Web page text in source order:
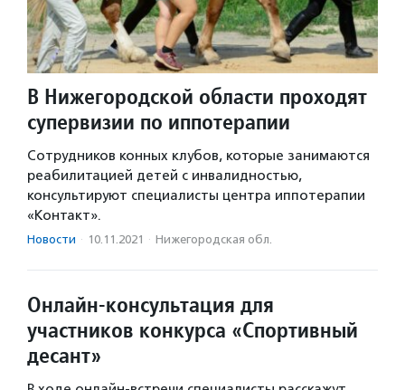
В Нижегородской области проходят
супервизии по иппотерапии
Сотрудников конных клубов, которые занимаются
реабилитацией детей с инвалидностью,
консультируют специалисты центра иппотерапии
«Контакт».
Новости · 10.11.2021 · Нижегородская обл.
Онлайн-консультация для
участников конкурса «Спортивный
десант»